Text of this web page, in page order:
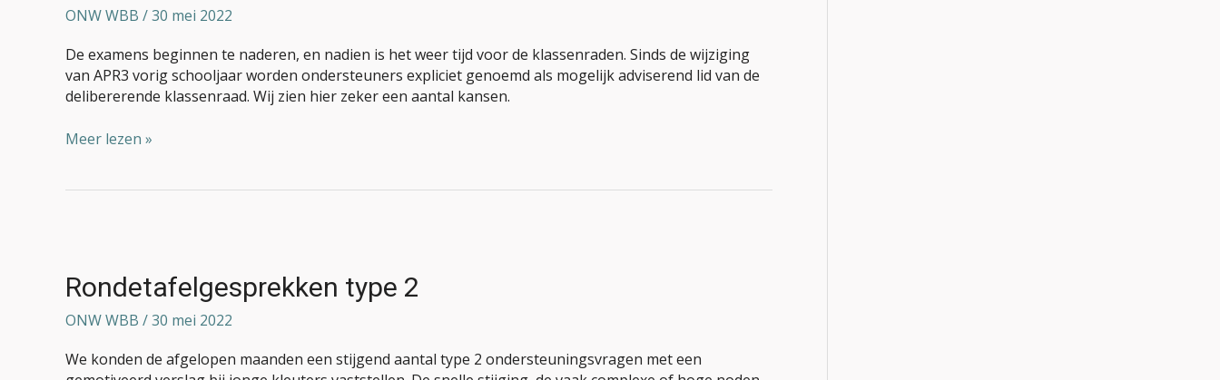
ONW WBB /30 mei 2022
De examens beginnen te naderen, en nadien is het weer tijd voor de klassenraden. Sinds de wijziging
van APR3 vorig schooljaar worden ondersteuners expliciet genoemd als mogelijk adviserend lid van de
delibererende klassenraad. Wij zien hier zeker een aantal kansen.
Meer lezen »
Rondetafelgesprekken type 2
ONW WBB /30 mei 2022
We konden de afgelopen maanden een stijgend aantal type 2 ondersteuningsvragen met een
2